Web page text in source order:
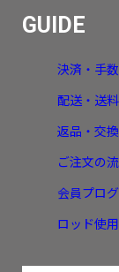
GUIDE
決済・手
配送・送
返品・交
ご注文の
会員プロ
ロッド使